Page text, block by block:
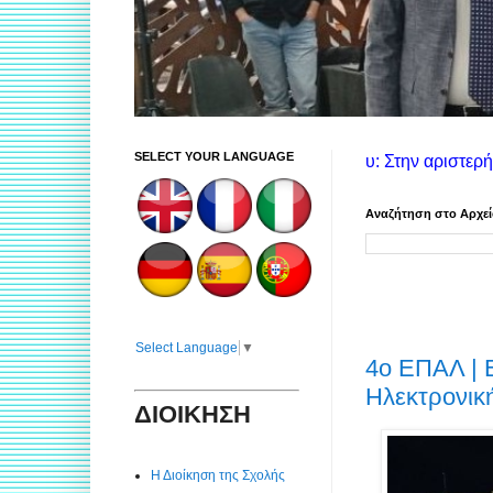
Οδηγίες χρήσης ιστοτόπου: Στην αριστερή στήλη θα βρείτε
Αναζήτηση στο
4ο ΕΠΑΛ |
SELECT YOUR LANGUAGE
Select Language ▼
ΔΙΟΙΚΗΣΗ
Η Διοίκηση της Σχολής